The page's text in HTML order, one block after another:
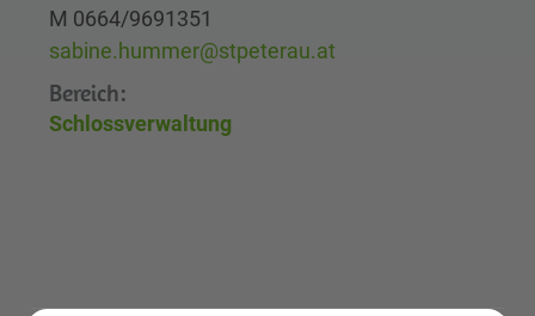
M 0664/9691351
sabine.hummer@stpeterau.at
Bereich:
Schlossverwaltung